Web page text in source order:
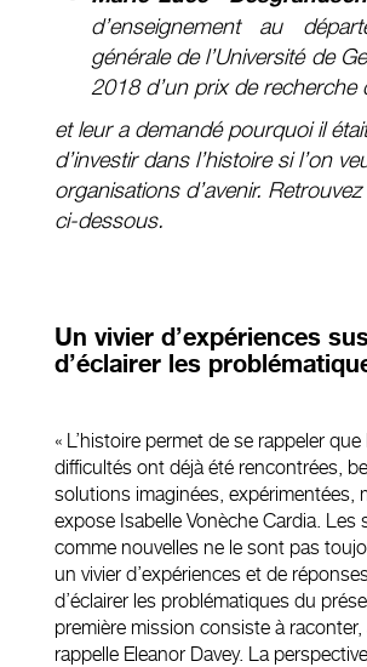
d’enseignement au
générale de l’Université de
2018 d’un prix de recherche
et leur a demandé pourquoi il
d’investir dans l’histoire si l’on
organisations d’avenir.
ci-dessous.
Un vivier d’expériences
d’éclairer les
« L’histoire permet de se rappeler
difficultés ont déjà été rencontrées,
solutions imaginées, expérimentées,
expose Isabelle Vonèche Cardia.
comme nouvelles ne le sont pas
un vivier d’expériences et de
d’éclairer les problématiques du
première mission consiste à
rappelle Eleanor Davey. La